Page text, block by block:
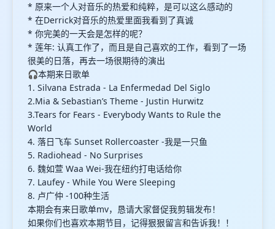
* 原来一个人对音乐的热爱和纯粹，是可以这么感动的
* 在Derrick对音乐的热爱里面我看到了真诚
* 你完美的一天会是怎样的呢？
* 莲年: 认真工作了，而且是自己喜欢的工作，看到了一场
很美的日落，再去一场很期待的演出
🎧本期来日歌单
1. Silvana Estrada - La Enfermedad Del Siglo
2.Mia & Sebastian’s Theme - Justin Hurwitz
3.Tears for Fears - Everybody Wants to Rule the
World
4. 落日飞车 Sunset Rollercoaster -我是一只鱼
5. Radiohead - No Surprises
6. 魏如萱 Waa Wei-我在纽约打电话给你
7. Laufey - While You Were Sleeping
8. 卢广仲 -100种生活
本期会有来日歌单mv，恳请大家督促我剪辑发布！
如果你们也喜欢本期节目，记得狠狠留言和告诉我！！